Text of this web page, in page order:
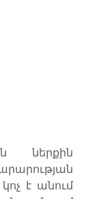
ներքին
է անում